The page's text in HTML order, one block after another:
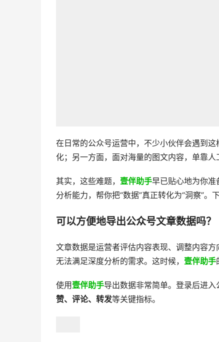
在日常的公众号运营中，不少小伙伴会遇到
化；另一方面，面对海量的图文内容，单靠
其实，这些难题， 壹伴助手早已贴心地为你准
分析能力，帮你把“数据”真正转化为“洞察”。
可以方便地导出公众号文章数据吗？
文章数据是运营者评估内容表现、调整内容
无法满足深度分析的需求。这时候， 壹伴助手
使用壹伴助手导出数据非常简单。登录后进入
赞、评论、转发等关键指标。